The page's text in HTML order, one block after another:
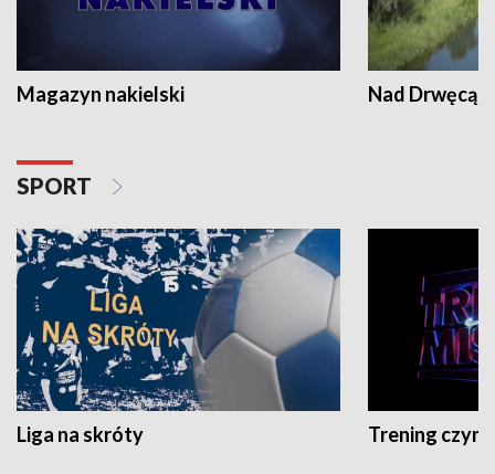
Magazyn nakielski Nad Drwęcą
SPORT
Liga na skróty Trening czyni